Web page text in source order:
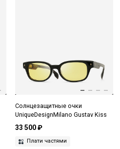
Солнцезащитные очки
UniqueDesignMilano Gustav Kiss
33 500 ₽
Плати частями